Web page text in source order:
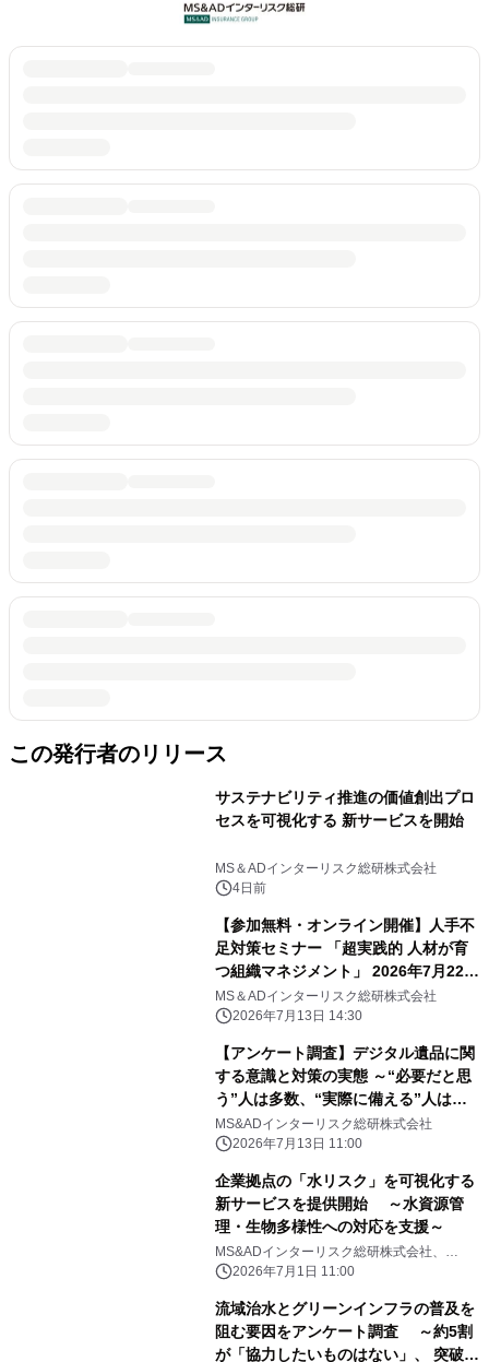
この発行者のリリース
サステナビリティ推進の価値創出プロ
セスを可視化する 新サービスを開始
MS＆ADインターリスク総研株式会社
4日前
【参加無料・オンライン開催】人手不
足対策セミナー 「超実践的 人材が育
つ組織マネジメント」 2026年7月22日
(水)開催
MS＆ADインターリスク総研株式会社
2026年7月13日 14:30
【アンケート調査】デジタル遺品に関
する意識と対策の実態 ～“必要だと思
う”人は多数、“実際に備える”人は少
数～
MS&ADインターリスク総研株式会社
2026年7月13日 11:00
企業拠点の「水リスク」を可視化する
新サービスを提供開始 ～水資源管
理・生物多様性への対応を支援～
MS&ADインターリスク総研株式会社、
MS&ADインシュアランス グループ ホールデ
ロジー
2026年7月1日 11:00
流域治水とグリーンインフラの普及を
阻む要因をアンケート調査 ～約5割
が「協力したいものはない」、 突破口